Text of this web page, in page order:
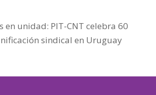
en unidad: PIT-CNT celebra 60
sindical en Uruguay